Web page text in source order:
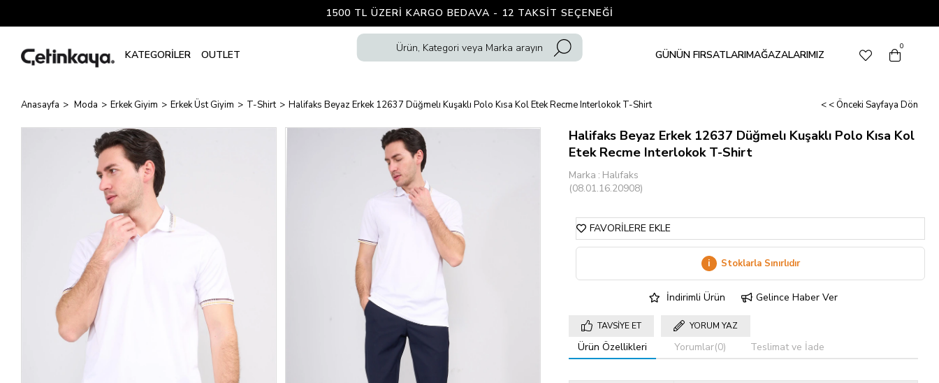
1500 TL ÜZERI KARGO BEDAVA - 12 TAKSIT SEÇENEĞI
GÜNÜN FIRSATLARIMAĞAZALARIMIZ
0
Anasayfa Moda Erkek Giyim Erkek Üst Giyim T-Shirt Halifaks Beyaz Erkek 12637 Düğmelı Kuşaklı Polo Kısa Kol Etek Recme Interlokok T-Shirt < < Önceki Sayfaya Dön
Halifaks Beyaz Erkek 12637 Düğmelı Kuşaklı Polo Kısa Kol
Etek Recme Interlokok T-Shirt
Marka : Halıfaks
(08.01.16.20908)
FAVORILERE EKLE
i Stoklarla Sınırlıdır
İndirimli Ürün Gelince Haber Ver
TAVSIYE ET YORUM YAZ
Ürün Özellikleri Yorumlar(0) Teslimat ve İade